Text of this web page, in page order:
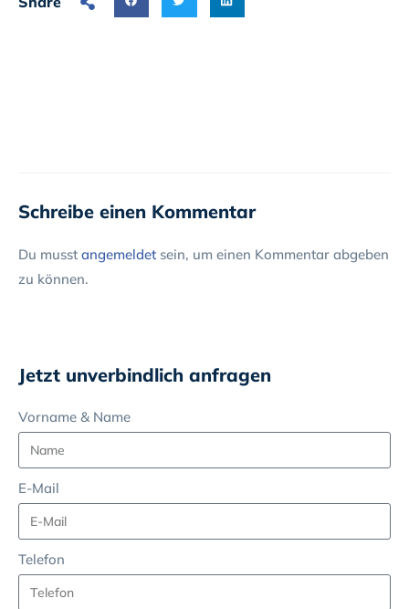
Schreibe einen Kommentar
Du musst angemeldet sein, um einen Kommentar abgeben
zu können.
Jetzt unverbindlich anfragen
Vorname & Name
E-Mail
Telefon